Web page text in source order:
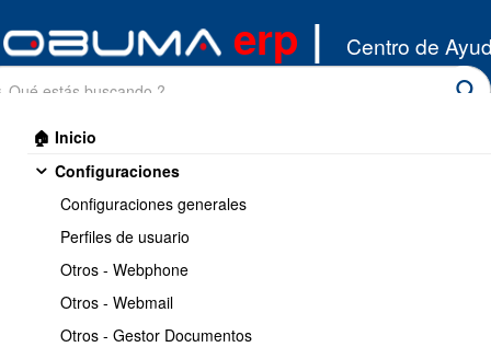
erp | Centro de
🏠 Inicio
Configuraciones
Configuraciones generales
Perfiles de usuario
Otros - Webphone
Otros - Webmail
Otros - Gestor Documentos
Inventario/Productos